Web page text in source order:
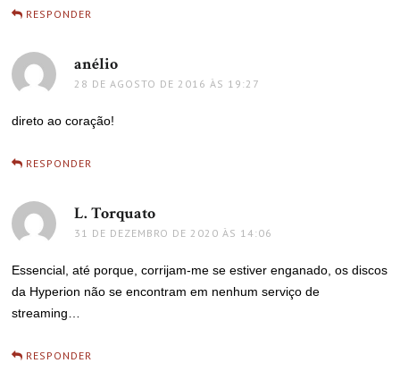
RESPONDER
anélio
28 DE AGOSTO DE 2016 ÀS 19:27
direto ao coração!
RESPONDER
L. Torquato
31 DE DEZEMBRO DE 2020 ÀS 14:06
Essencial, até porque, corrijam-me se estiver enganado, os discos
da Hyperion não se encontram em nenhum serviço de
streaming…
RESPONDER